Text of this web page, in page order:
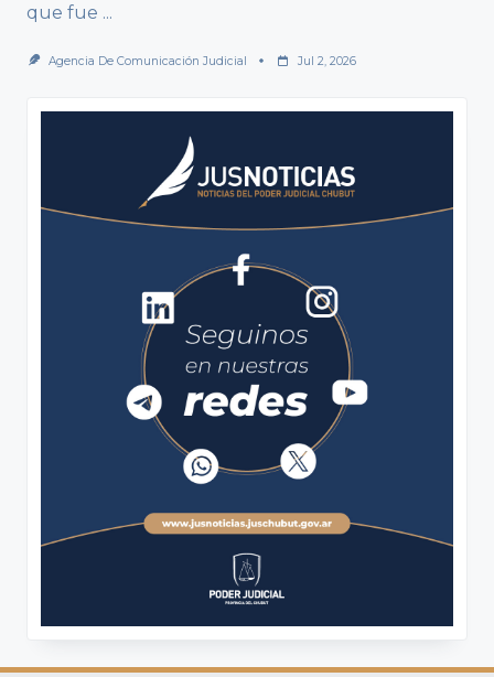
que fue ...
Agencia De Comunicación Judicial Jul 2, 2026